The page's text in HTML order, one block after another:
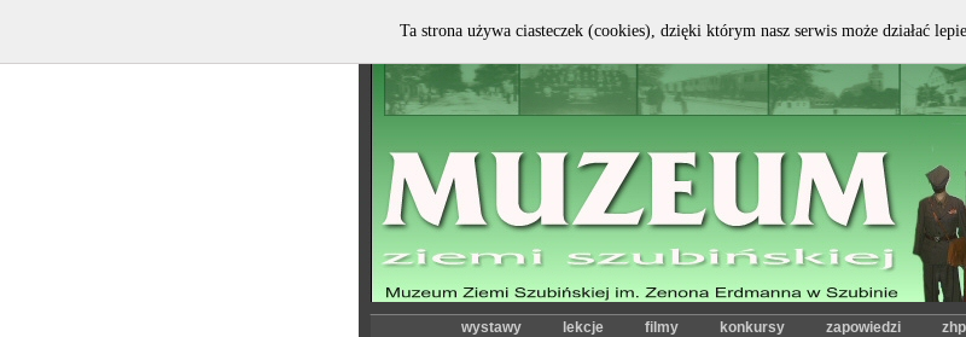
kontrast: czcionka:
wystawy lekcje filmy konkursy zapowiedzi
Ta strona używa ciasteczek (cookies), dzięki którym nasz serwis może działać